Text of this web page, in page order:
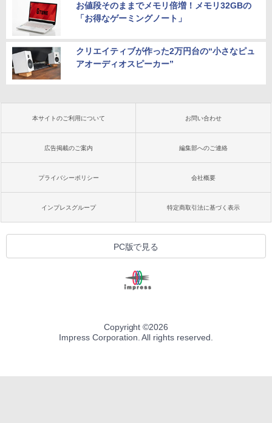
お値段そのままでメモリ倍増！メモリ32GBの
「お得なゲーミングノート」
クリエイティブが作った2万円台の“小さなピュ
アオーディオスピーカー”
本サイトのご利用について お問い合わせ
広告掲載のご案内 編集部へのご連絡
プライバシーポリシー 会社概要
インプレスグループ 特定商取引法に基づく表示
PC版で見る
Copyright ©2026
Impress Corporation. All rights reserved.